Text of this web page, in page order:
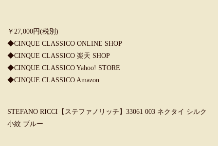
￥27,000円(税別)
◆CINQUE CLASSICO ONLINE SHOP
◆CINQUE CLASSICO 楽天 SHOP
◆CINQUE CLASSICO Yahoo! STORE
◆CINQUE CLASSICO Amazon
STEFANO RICCI【ステファノリッチ】33061 003 ネクタイ シルク
小紋 ブルー